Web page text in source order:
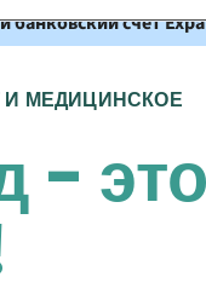
счет
МЕДИЦИНСКОЕ
-